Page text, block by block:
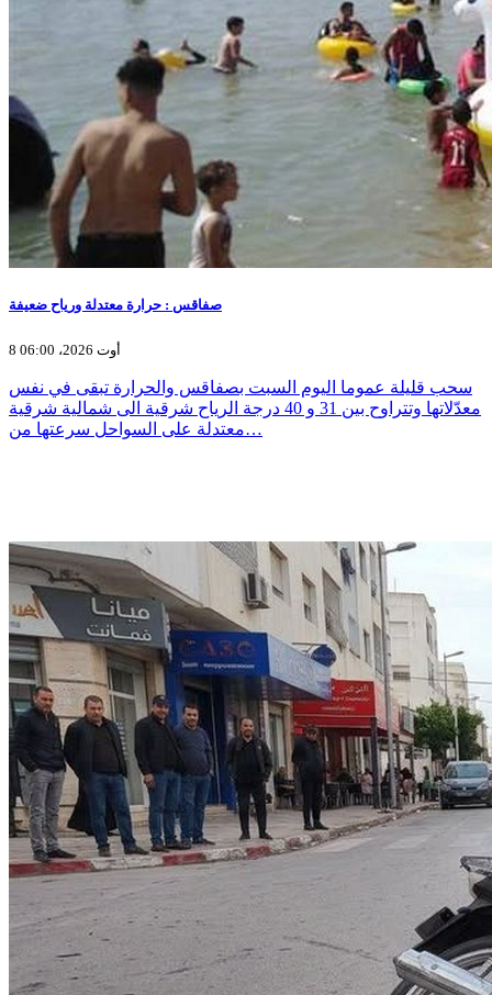
صفاقس : حرارة معتدلة ورياح ضعيفة
8 أوت 2026، 06:00
سحب قليلة عموما اليوم السبت بصفاقس والحرارة تبقى في نفس
معدّلاتها وتتراوح بين 31 و 40 درجة الرياح شرقية الى شمالية شرقية
معتدلة على السواحل سرعتها من…